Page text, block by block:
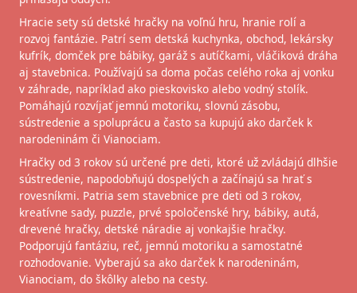
Hracie sety sú detské hračky na voľnú hru, hranie rolí a
rozvoj fantázie. Patrí sem detská kuchynka, obchod, lekársky
kufrík, domček pre bábiky, garáž s autíčkami, vláčiková dráha
aj stavebnica. Používajú sa doma počas celého roka aj vonku
v záhrade, napríklad ako pieskovisko alebo vodný stolík.
Pomáhajú rozvíjať jemnú motoriku, slovnú zásobu,
sústredenie a spoluprácu a často sa kupujú ako darček k
narodeninám či Vianociam.
Hračky od 3 rokov sú určené pre deti, ktoré už zvládajú dlhšie
sústredenie, napodobňujú dospelých a začínajú sa hrať s
rovesníkmi. Patria sem stavebnice pre deti od 3 rokov,
kreatívne sady, puzzle, prvé spoločenské hry, bábiky, autá,
drevené hračky, detské náradie aj vonkajšie hračky.
Podporujú fantáziu, reč, jemnú motoriku a samostatné
rozhodovanie. Vyberajú sa ako darček k narodeninám,
Vianociam, do škôlky alebo na cesty.